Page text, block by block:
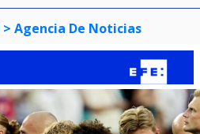
> Agencia De Noticias